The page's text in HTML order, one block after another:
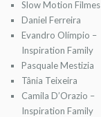
Slow Motion Filmes
Daniel Ferreira
Evandro Olímpio –
Inspiration Family
Pasquale Mestizia
Tânia Teixeira
Camila D’Orazio –
Inspiration Family